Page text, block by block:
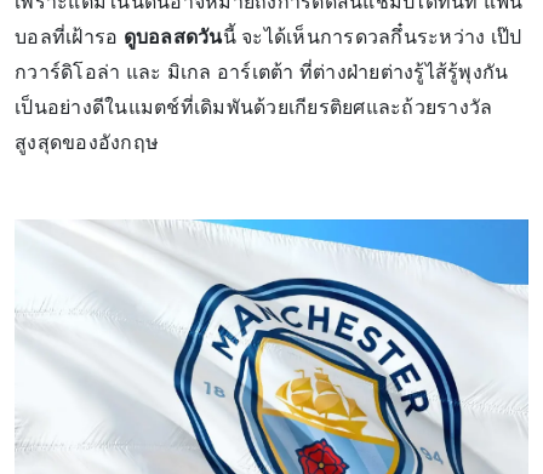
บอลที่เฝ้ารอ ดูบอลสดวันนี้ จะได้เห็นการดวลกึ๋นระหว่าง เป๊ป
กวาร์ดิโอล่า และ มิเกล อาร์เตต้า ที่ต่างฝ่ายต่างรู้ไส้รู้พุงกัน
เป็นอย่างดีในแมตช์ที่เดิมพันด้วยเกียรติยศและถ้วยรางวัล
สูงสุดของอังกฤษ